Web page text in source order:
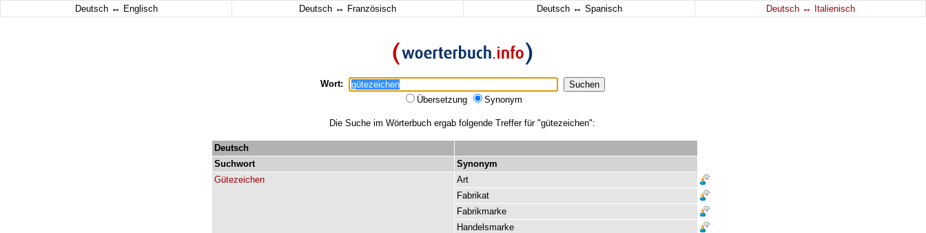
Deutsch ↔ Englisch Deutsch ↔ Französisch Deutsch ↔ Spanisch Deutsch ↔ Italienisch
Wort:
Übersetzung
Synonym
Die Suche im Wörterbuch ergab folgende Treffer für "gütezeichen":
Deutsch
Suchwort
Synonym
Gütezeichen
Art
Fabrikat
Fabrikmarke
Handelsmarke